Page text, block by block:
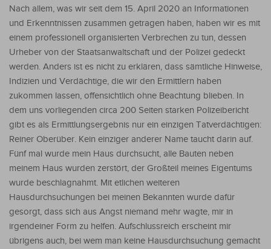
Nach allem, was wir seit dem 15. April 2020 an Informationen
und Erkenntnissen zusammen getragen haben, haben wir es mit
einem professionell organisierten Verbrechen zu tun, dessen
Urheber von der Staatsanwaltschaft und der Polizei gedeckt
werden. Anders ist es nicht zu erklären, dass sämtliche Hinweise,
Indizien und Verdächtige, die wir den Ermittlern haben
zukommen lassen, offensichtlich ohne Beachtung blieben. In
dem uns vorliegenden circa 200 Seiten starken Polizeibericht
gibt es als Ermittlungsergebnis nur ein einzigen Tatverdächtigen:
Reiner Oberüber. Kein einziger anderer Name taucht darin auf.
Fünf mal wurde mein Haus durchsucht, alle Bauten neben
meinem Haus wurden zerstört, der Großteil meines Eigentums
wurde beschlagnahmt. Mit etlichen weiteren
Hausdurchsuchungen bei meinen Bekannten wurde dafür
gesorgt, dass sich aus Angst niemand mehr wagte, mir in
irgendeiner Form zu helfen. Aufschlussreich erscheint mir
übrigens auch, bei wem man keine Hausdurchsuchung gemacht